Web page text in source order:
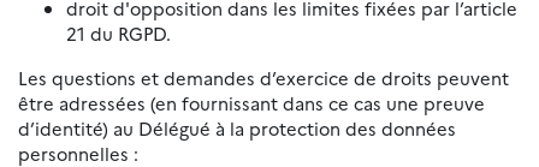
droit d'opposition dans les limites fixées par l’article
21 du RGPD.
Les questions et demandes d’exercice de droits peuvent
être adressées (en fournissant dans ce cas une preuve
d’identité) au Délégué à la protection des données
personnelles :